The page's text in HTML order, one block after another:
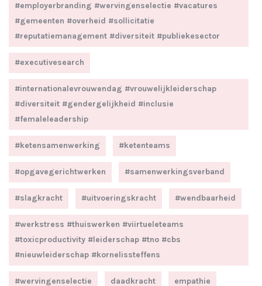
#employerbranding #wervingenselectie #vacatures
#gemeenten #overheid #sollicitatie
#reputatiemanagement #diversiteit #publiekesector
#executivesearch
#internationalevrouwendag #vrouwelijkleiderschap
#diversiteit #gendergelijkheid #inclusie
#femaleleadership
#ketensamenwerking #ketenteams
#opgavegerichtwerken #samenwerkingsverband
#slagkracht #uitvoeringskracht #wendbaarheid
#werkstress #thuiswerken #viirtueleteams
#toxicproductivity #leiderschap #tno #cbs
#nieuwleiderschap #kornelissteffens
#wervingenselectie daadkracht empathie